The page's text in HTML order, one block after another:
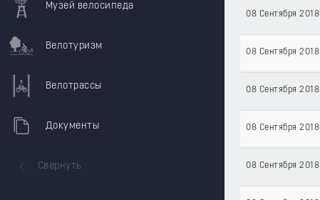
Музей велосипеда
Велотуризм
Велотрассы
Документы
Свернуть
08 Сентября 2018
08 Сентября 2018
08 Сентября 2018
08 Сентября 2018
08 Сентября 2018